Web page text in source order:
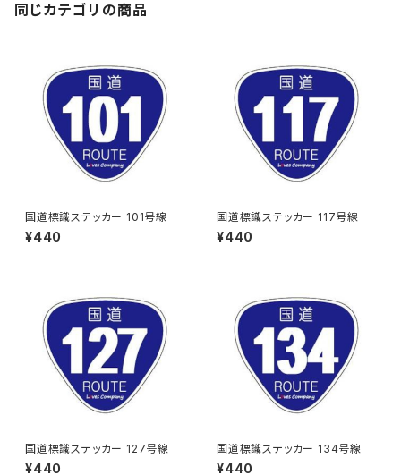
同じカテゴリの商品
国道標識ステッカー 101号線
¥440
国道標識ステッカー 117号線
¥440
国道標識ステッカー 127号線
¥440
国道標識ステッカー 134号線
¥440